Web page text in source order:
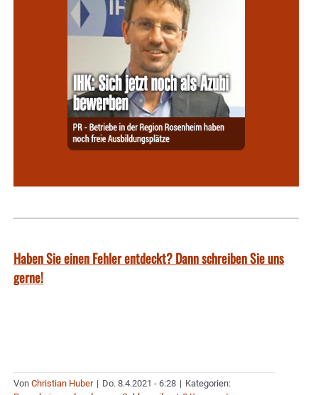
Haben Sie einen Fehler entdeckt? Dann schreiben Sie uns
gerne!
Von Christian Huber | Do. 8.4.2021 - 6:28 | Kategorien: